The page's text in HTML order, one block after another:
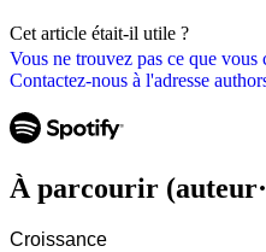
Vous ne trouvez pas ce que vous
Contactez-nous à l'adresse
Cet article était-il utile ?
À parcourir
Croissance